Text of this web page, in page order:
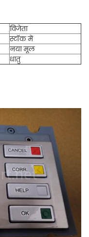
विजेता
स्टॉक में
नया मूल
धातु